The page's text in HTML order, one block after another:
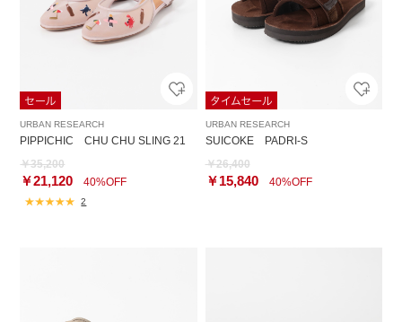
URBAN RESEARCH
PIPPICHIC CHU CHU SLING 21
￥35,200
￥21,120 40%OFF
2
URBAN RESEARCH
SUICOKE PADRI-S
￥26,400
￥15,84040%OFF